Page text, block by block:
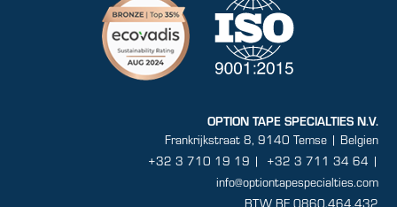
OPTION TAPE SPECIALTIES N.V.
Frankrijkstraat 8, 9140 Temse | Belgien
+32 3 710 19 19 |
+32 3 711 34 64 |
info@optiontapespecialties.com
BTW BE 0860.464.432